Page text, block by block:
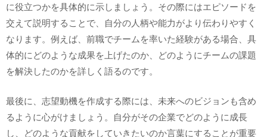
に役立つかを具体的に示しましょう。その際にはエピソードを
交えて説明することで、自分の人柄や能力がより伝わりやすく
なります。例えば、前職でチームを率いた経験がある場合、具
体的にどのような成果を上げたのか、どのようにチームの課題
を解決したのかを詳しく語るのです。
最後に、志望動機を作成する際には、未来へのビジョンも含め
るように心がけましょう。自分がその企業でどのように成長
し、どのような貢献をしていきたいのか言葉にすることが重要